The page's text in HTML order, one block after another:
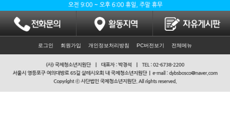
로그인 회원가입 개인정보처리방침 PC버전보기 전체메뉴